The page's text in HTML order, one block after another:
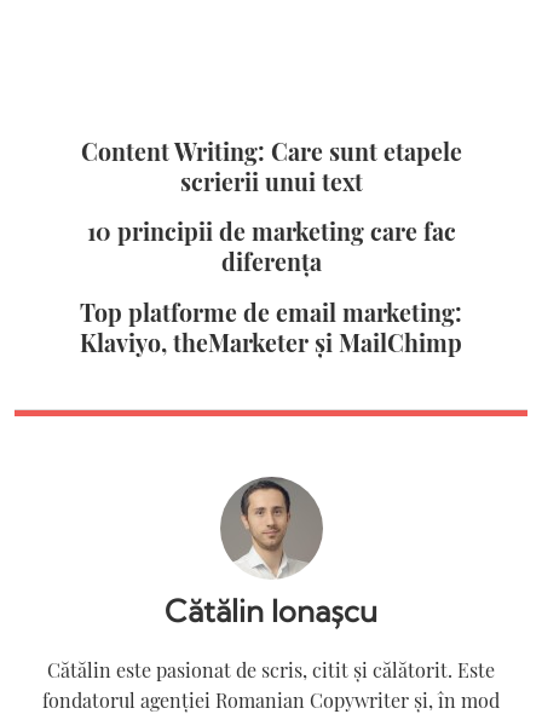
Content Writing: Care sunt etapele
scrierii unui text
10 principii de marketing care fac
diferența
Top platforme de email marketing:
Klaviyo, theMarketer și MailChimp
Cătălin Ionașcu
Cătălin este pasionat de scris, citit și călătorit. Este
fondatorul agenției Romanian Copywriter şi, în mod